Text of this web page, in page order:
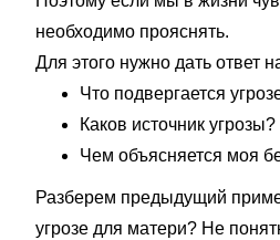
необходимо прояснять.
Для этого нужно дать ответ
Что подвергается
Каков источник угрозы?
Чем объясняется моя
Разберем предыдущий
угрозе для матери? Не